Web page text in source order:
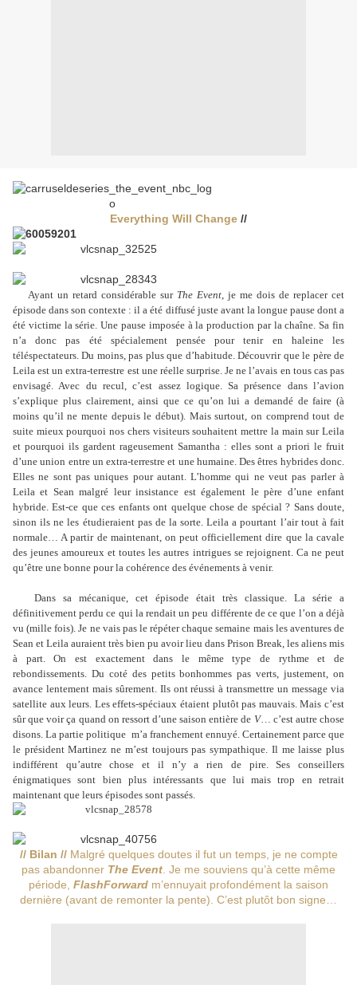
Everything Will Change //
Ayant un retard considérable sur The Event, je me dois de replacer cet
épisode dans son contexte : il a été diffusé juste avant la longue pause dont a
été victime la série. Une pause imposée à la production par la chaîne. Sa fin
n’a donc pas été spécialement pensée pour tenir en haleine les
téléspectateurs. Du moins, pas plus que d’habitude. Découvrir que le père de
Leila est un extra-terrestre est une réelle surprise. Je ne l’avais en tous cas pas
envisagé. Avec du recul, c’est assez logique. Sa présence dans l’avion
s’explique plus clairement, ainsi que ce qu’on lui a demandé de faire (à
moins qu’il ne mente depuis le début). Mais surtout, on comprend tout de
suite mieux pourquoi nos chers visiteurs souhaitent mettre la main sur Leila
et pourquoi ils gardent rageusement Samantha : elles sont a priori le fruit
d’une union entre un extra-terrestre et une humaine. Des êtres hybrides donc.
Elles ne sont pas uniques pour autant. L’homme qui ne veut pas parler à
Leila et Sean malgré leur insistance est également le père d’une enfant
hybride. Est-ce que ces enfants ont quelque chose de spécial ? Sans doute,
sinon ils ne les étudieraient pas de la sorte. Leila a pourtant l’air tout à fait
normale… A partir de maintenant, on peut officiellement dire que la cavale
des jeunes amoureux et toutes les autres intrigues se rejoignent. Ca ne peut
qu’être une bonne pour la cohérence des événements à venir.
Dans sa mécanique, cet épisode était très classique. La série a
définitivement perdu ce qui la rendait un peu différente de ce que l’on a déjà
vu (mille fois). Je ne vais pas le répéter chaque semaine mais les aventures de
Sean et Leila auraient très bien pu avoir lieu dans Prison Break, les aliens mis
à part. On est exactement dans le même type de rythme et de
rebondissements. Du coté des petits bonhommes pas verts, justement, on
avance lentement mais sûrement. Ils ont réussi à transmettre un message via
satellite aux leurs. Les effets-spéciaux étaient plutôt pas mauvais. Mais c’est
sûr que voir ça quand on ressort d’une saison entière de V… c’est autre chose
disons. La partie politique m’a franchement ennuyé. Certainement parce que
le président Martinez ne m’est toujours pas sympathique. Il me laisse plus
indifférent qu’autre chose et il n’y a rien de pire. Ses conseillers
énigmatiques sont bien plus intéressants que lui mais trop en retrait
maintenant que leurs épisodes sont passés.
// Bilan // Malgré quelques doutes il fut un temps, je ne compte
pas abandonner The Event . Je me souviens qu’à cette même
période, FlashForward m’ennuyait profondément la saison
dernière (avant de remonter la pente). C’est plutôt bon signe…